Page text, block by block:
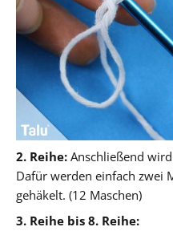
2. Reihe: Anschließend
Dafür werden einfach zwei
gehäkelt. (12 Maschen)
3. Reihe bis 8. Reihe: